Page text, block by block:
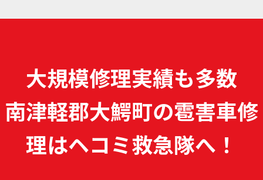
大規模修理実績も多数
南津軽郡大鰐町の雹害車修
理はヘコミ救急隊へ！